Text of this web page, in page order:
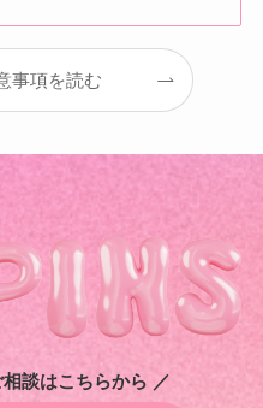
事項を読む
談はこちらから ／